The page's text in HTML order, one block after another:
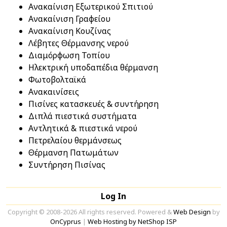
Ανακαίνιση Εξωτερικού Σπιτιού
Ανακαίνιση Γραφείου
Ανακαίνιση Κουζίνας
Λέβητες Θέρμανσης νερού
Διαμόρφωση Τοπίου
Ηλεκτρική υποδαπέδια θέρμανση
Φωτοβολταϊκά
Ανακαινίσεις
Πισίνες κατασκευές & συντήρηση
Διπλά πιεστικά συστήματα
Αντλητικά & πιεστικά νερού
Πετρελαίoυ θερμάνσεως
Θέρμανση Πατωμάτων
Συντήρηση Πισίνας
Log In
Copyright © 2008-2026 All rights reserved. Powered &Web Design by
OnCyprus | Web Hosting by NetShop ISP